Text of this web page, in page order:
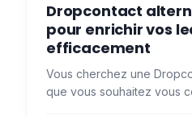
Dropcontact
pour enrichir vos
efficacement
Vous cherchez une
que vous souhaitez vous